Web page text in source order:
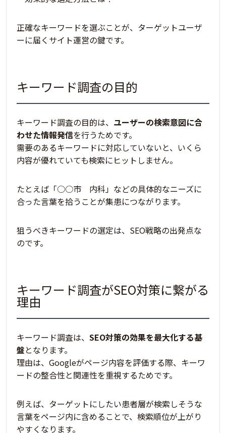
正確なキーワードを選ぶことが、ターゲットユーザ
ーに届くサイト運営の鍵です。
キーワード調査の目的
キーワード調査の目的は、 ユーザーの検索意図に合
わせた情報発信を行うためです。
需要のあるキーワードに対応していないと、いくら
内容が優れていても検索にヒットしません。
たとえば「○○市 内科」などの具体的なニーズに
合った言葉を拾うことが集患につながります。
狙うべきキーワードの選定は、SEO戦略の出発点な
のです。
キーワード調査がSEO対策に繋がる
理由
キーワード調査は、 SEO対策の効果を最大化する基
盤となります。
理由は、Googleがページ内容を評価する際、 キーワ
ードの整合性と関連性を重視するためです。
例えば、ターゲットにしたい患者層が検索しそうな
言葉をページ内に含めることで、検索順位が上がり
やすくなります。